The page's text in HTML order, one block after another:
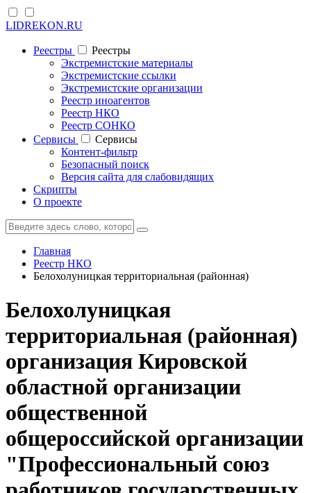
LIDREKON.RU
Реестры
Реестры
Экстремистские материалы
Экстремистские ссылки
Экстремистские организации
Реестр иноагентов
Реестр НКО
Реестр СОНКО
Cервисы
Cервисы
Контент-фильтр
Безопасный поиск
Версия сайта для слабовидящих
Скрипты
О проекте
Главная
Реестр НКО
Белохолуницкая территориальная (районная)
Белохолуницкая
территориальная (районная)
организация Кировской
областной организации
общественной
общероссийской организации
"Профессиональный союз